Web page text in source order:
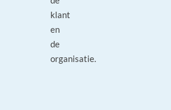
klant
en
de
organisatie.